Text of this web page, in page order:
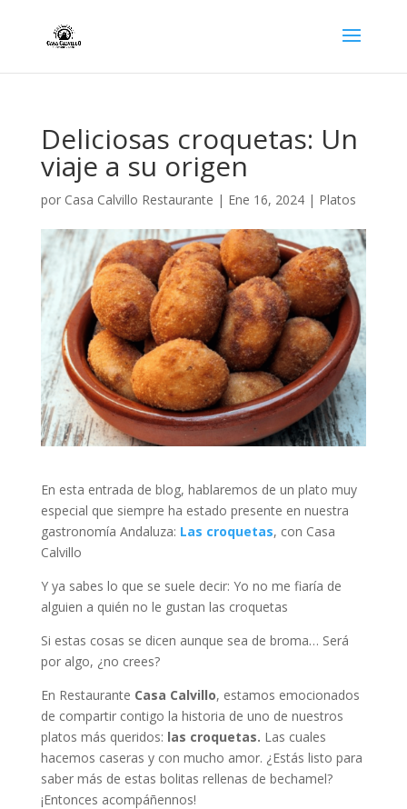
Deliciosas croquetas: Un
viaje a su origen
por Casa Calvillo Restaurante | Ene 16, 2024| Platos
En esta entrada de blog, hablaremos de un plato muy
especial que siempre ha estado presente en nuestra
gastronomía Andaluza: Las croquetas, con Casa
Calvillo
Y ya sabes lo que se suele decir: Yo no me fiaría de
alguien a quién no le gustan las croquetas
Si estas cosas se dicen aunque sea de broma… Será
por algo, ¿no crees?
En Restaurante Casa Calvillo, estamos emocionados
de compartir contigo la historia de uno de nuestros
platos más queridos: las croquetas. Las cuales
hacemos caseras y con mucho amor. ¿Estás listo para
saber más de estas bolitas rellenas de bechamel?
¡Entonces acompáñennos!